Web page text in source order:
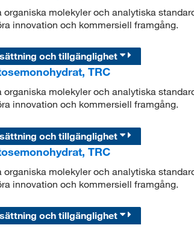
organiska molekyler och analytiska
innovation och kommersiell framgång.
och tillgänglighet
TRC
organiska molekyler och analytiska
innovation och kommersiell framgång.
och tillgänglighet
TRC
organiska molekyler och analytiska
innovation och kommersiell framgång.
och tillgänglighet